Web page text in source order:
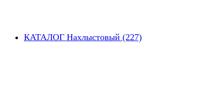
КАТАЛОГ Нахлыстовый (227)